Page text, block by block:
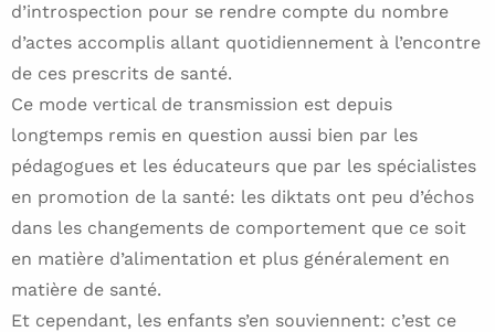
d’introspection pour se rendre compte du nombre
d’actes accomplis allant quotidiennement à l’encontre
de ces prescrits de santé.
Ce mode vertical de transmission est depuis
longtemps remis en question aussi bien par les
pédagogues et les éducateurs que par les spécialistes
en promotion de la santé: les diktats ont peu d’échos
dans les changements de comportement que ce soit
en matière d’alimentation et plus généralement en
matière de santé.
Et cependant, les enfants s’en souviennent: c’est ce